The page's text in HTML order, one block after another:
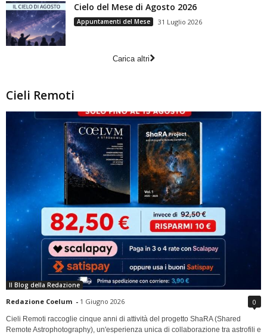
Cielo del Mese di Agosto 2026
Appuntamenti del Mese 31 Luglio 2026
Carica altri
Cieli Remoti
Il Blog della Redazione
Redazione Coelum - 1 Giugno 2026 0
Cieli Remoti raccoglie cinque anni di attività del progetto ShaRA (Shared
Remote Astrophotography), un'esperienza unica di collaborazione tra astrofili e